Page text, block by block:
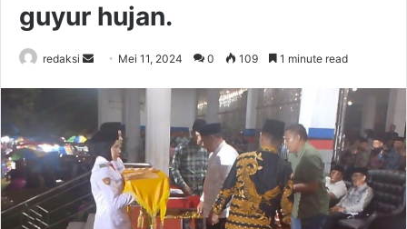
guyur hujan.
redaksi
Send Mei 11, 2024 0 109 1 minute read